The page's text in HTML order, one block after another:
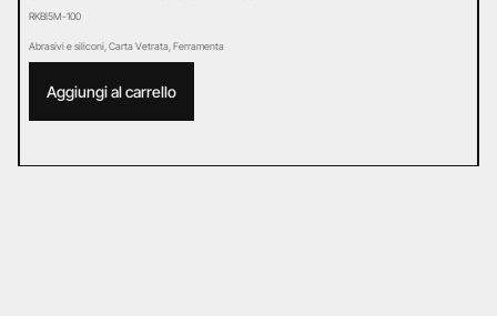
RKBI5M-100
Abrasivi e siliconi Carta Vetrata Ferramenta
Aggiungi al carrello